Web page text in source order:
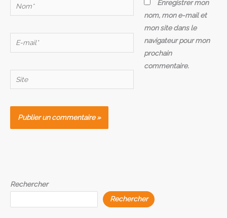
Nom*
mail*
Site
Enregistrer mon
nom, mon e-mail et
mon site dans le
navigateur pour mon
prochain
commentaire.
Rechercher
Rechercher